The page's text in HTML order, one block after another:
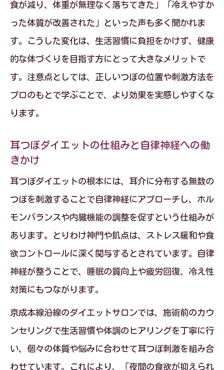
食が減り、体重が無理なく落ちてきた」「冷えやすか
った体質が改善された」といった声も多く聞かれま
す。こうした変化は、生活習慣に負担をかけず、健康
的な体づくりを目指す方にとって大きなメリットで
す。注意点としては、正しいつぼの位置や刺激方法を
プロのもとで学ぶことで、より効果を実感しやすくな
ります。
耳つぼダイエットの仕組みと自律神経への働
きかけ
耳つぼダイエットの根本には、耳介に分布する無数の
つぼを刺激することで自律神経にアプローチし、ホル
モンバランスや内臓機能の調整を促すという仕組みが
あります。とりわけ神門や飢点は、ストレス緩和や食
欲コントロールに深く関与するとされています。自律
神経が整うことで、睡眠の質向上や疲労回復、冷え性
対策にもつながります。
京成本線沿線のダイエットサロンでは、施術前のカウ
ンセリングで生活習慣や体調のヒアリングを丁寧に行
い、個々の体質や悩みに合わせて耳つぼ刺激を組み合
わせています。これにより、「夜間の食欲が抑えられ